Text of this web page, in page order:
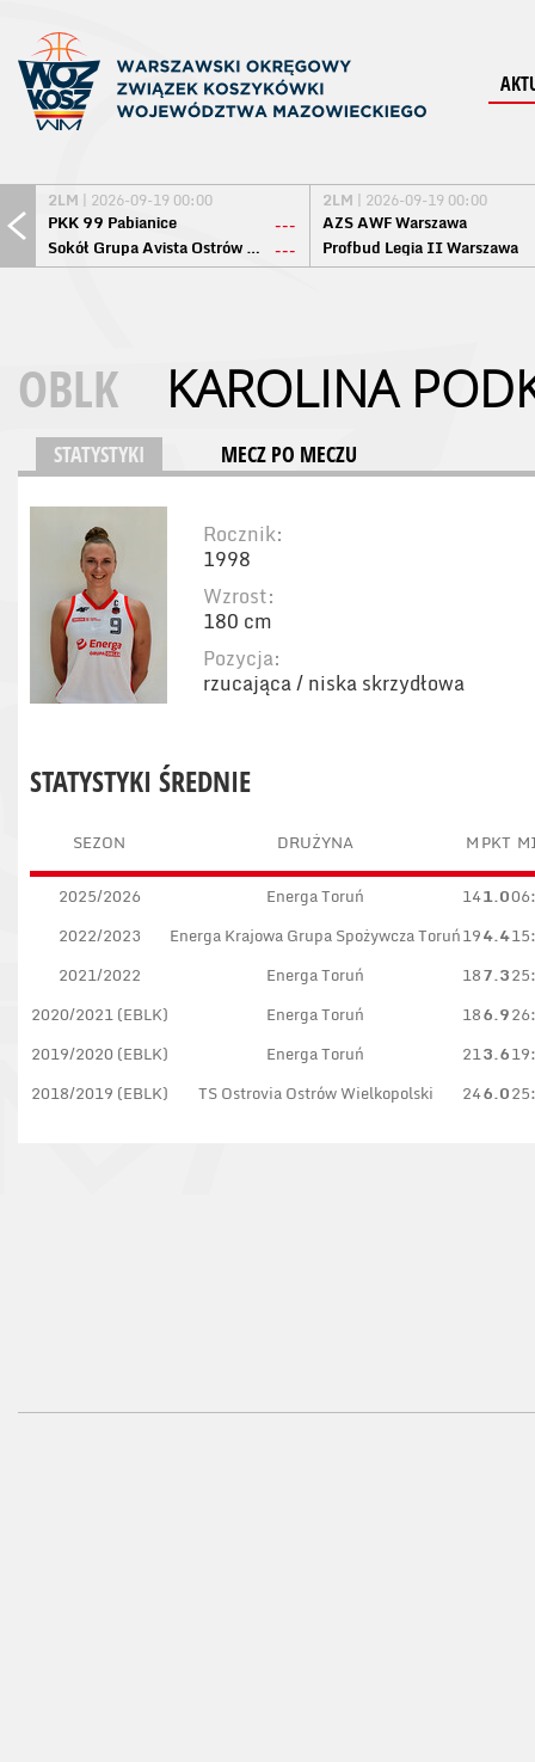
2LM | 2026-09-19 00:00
PKK 99 Pabianice
---
Sokół Grupa Avista Ostrów Maz. ---
2LM | 2026-09-19 00:00
AZS AWF Warszawa
Profbud Legia II Warszawa
OBLK KAROLINA
STATYSTYKI MECZ PO MECZU
Rocznik:
1998
Wzrost:
180 cm
Pozycja:
rzucająca / niska skrzydłowa
STATYSTYKI ŚREDNIE
SEZON DRUŻYNA MPKT
2025/2026 Energa Toruń 141.0
2022/2023
Energa Krajowa Grupa Spożywcza Toruń194.4
2021/2022
Energa Toruń 187.3
2020/2021 (EBLK)
Energa Toruń 186.9
2019/2020 (EBLK)
Energa Toruń 213.6
2018/2019 (EBLK)
TS Ostrovia Ostrów Wielkopolski 246.0